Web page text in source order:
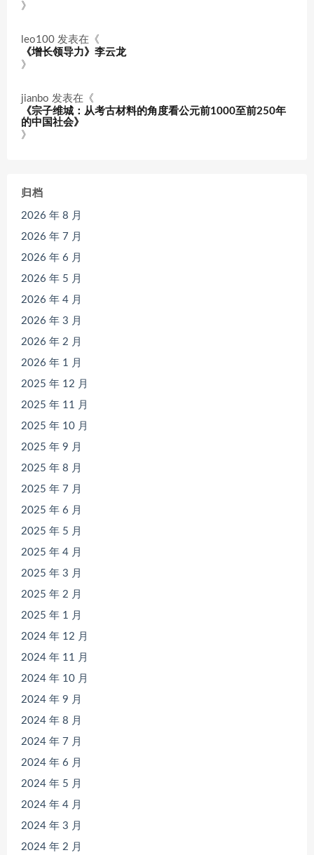
》
leo100 发表在《
《增长领导力》李云龙
》
jianbo 发表在《
《宗子维城：从考古材料的角度看公元前1000至前250年
的中国社会》
》
归档
2026 年 8 月
2026 年 7 月
2026 年 6 月
2026 年 5 月
2026 年 4 月
2026 年 3 月
2026 年 2 月
2026 年 1 月
2025 年 12 月
2025 年 11 月
2025 年 10 月
2025 年 9 月
2025 年 8 月
2025 年 7 月
2025 年 6 月
2025 年 5 月
2025 年 4 月
2025 年 3 月
2025 年 2 月
2025 年 1 月
2024 年 12 月
2024 年 11 月
2024 年 10 月
2024 年 9 月
2024 年 8 月
2024 年 7 月
2024 年 6 月
2024 年 5 月
2024 年 4 月
2024 年 3 月
2024 年 2 月